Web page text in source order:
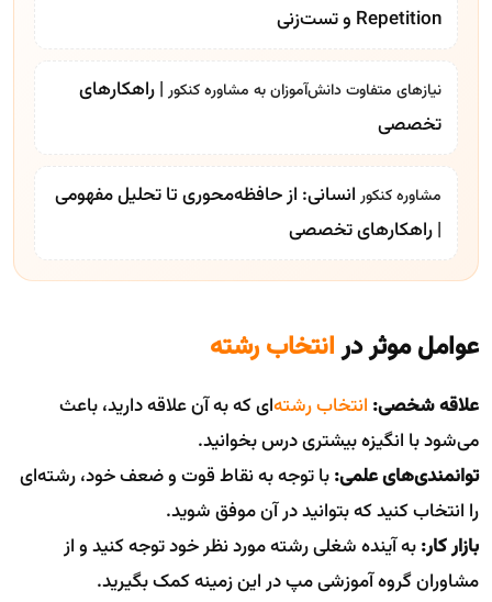
Repetition و تست‌زنی
نیازهای متفاوت دانش‌آموزان به مشاوره کنکور | راهکارهای
تخصصی
مشاوره کنکور انسانی: از حافظه‌محوری تا تحلیل مفهومی
| راهکارهای تخصصی
عوامل موثر درانتخاب رشته
علاقه شخصی: انتخاب رشته‌ای که به آن علاقه دارید، باعث
می‌شود با انگیزه بیشتری درس بخوانید.
توانمندی‌های علمی:با توجه به نقاط قوت و ضعف خود، رشته‌ای
را انتخاب کنید که بتوانید در آن موفق شوید.
بازار کار:به آینده شغلی رشته مورد نظر خود توجه کنید و از
مشاوران گروه آموزشی مپ در این زمینه کمک بگیرید.